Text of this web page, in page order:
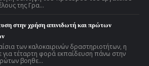
της Γρα...
στην χρήση απινιδωτή και πρώτων
των καλοκαιρινών δραστηριοτήτων, η
για τέταρτη φορά εκπαίδευση πάνω στην
βοηθε...